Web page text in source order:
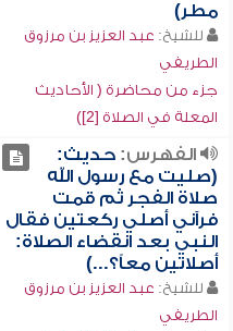
مطر)
للشيخ: عبد العزيز بن مرزوق
الطريفي
جزء من محاضرة ( الأحاديث
المعلة في الصلاة [2])
الفهرس:حديث:
(صليت مع رسول الله
صلاة الفجر ثم قمت
فرآني أصلي ركعتين فقال
النبي بعد انقضاء الصلاة:
أصلاتين معاً؟...)
للشيخ: عبد العزيز بن مرزوق
الطريفي